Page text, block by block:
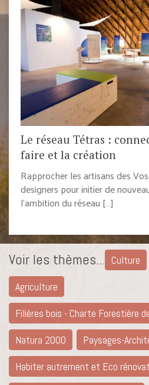
Le réseau Tétras :
faire et la création
Rapprocher les artisans des
designers pour initier de
l’ambition du réseau […]
Voir les thèmes... Culture
Agriculture
Filières bois - Charte Forestière
Natura 2000
Paysages-
Habiter autrement et Eco